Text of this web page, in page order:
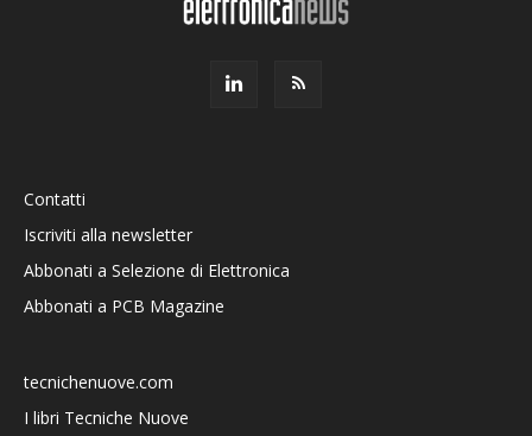
Contatti
Iscriviti alla newsletter
Abbonati a Selezione di Elettronica
Abbonati a PCB Magazine
tecnichenuove.com
I libri Tecniche Nuove